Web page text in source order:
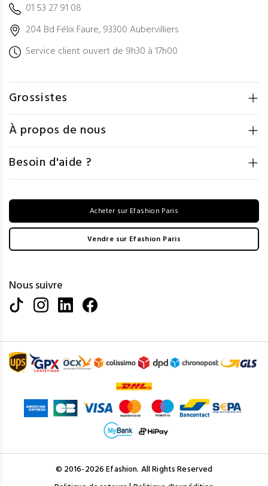
01 53 27 91 08
204 Bd Félix Faure, 93300 Aubervilliers
Service client ouvert de 9h30 à 17h00
Grossistes
À propos de nous
Besoin d'aide ?
Acheter sur Efashion Paris
Vendre sur Efashion Paris
Nous suivre
© 2016-2026 Efashion. All Rights Reserved